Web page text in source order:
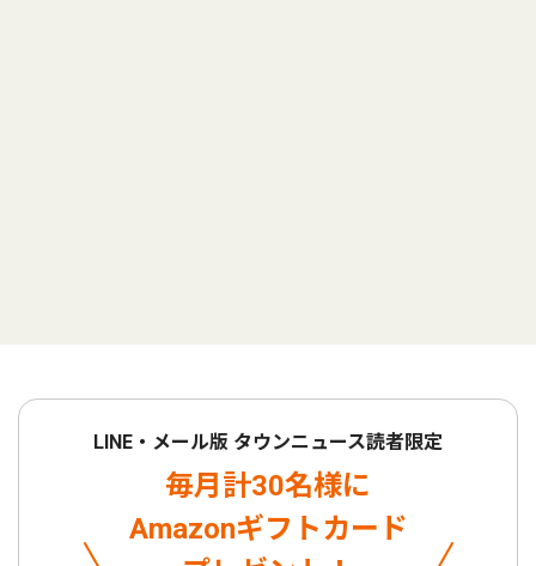
LINE・メール版 タウンニュース読者限定
毎月計30名様に
Amazonギフトカード